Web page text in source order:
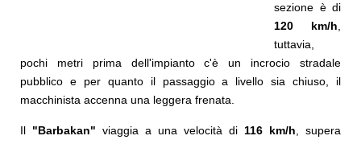
sezione è di
120 km/h
tuttavia,
pochi metri prima dell'impianto c'è un incrocio stradale
pubblico e per quanto il passaggio a livello sia chiuso, il
macchinista accenna una leggera frenata.
Il "Barbakan" viaggia a una velocità di 116 km/h , supera